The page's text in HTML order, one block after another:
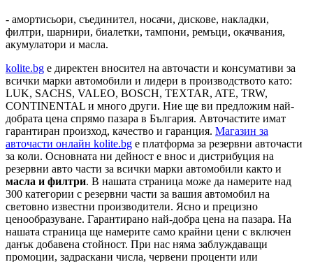
- амортисьори, съединител, носачи, дискове, накладки,
филтри, шарнири, биалетки, тампони, ремъци, окачвания,
акумулатори и масла.
kolite.bg e директен вносител на авточасти и консумативи за
всички марки автомобили и лидери в производството като:
LUK, SACHS, VALEO, BOSCH, TEXTAR, ATE, TRW,
CONTINENTAL и много други. Ние ще ви предложим най-
добрата цена спрямо пазара в България. Авточастите имат
гарантиран произход, качество и гаранция. Магазин за
авточасти онлайн kolite.bg е платформа за резервни авточасти
за коли. Основната ни дейност е внос и дистрибуция на
резервни авто части за всички марки автомобили както и
масла и филтри. В нашата страница може да намерите над
300 категории с резервни части за вашия автомобил на
световно известни производители. Ясно и прецизно
ценообразуване. Гарантирано най-добра цена на пазара. На
нашата страница ще намерите само крайни цени с включен
данък добавена стойност. При нас няма заблуждаващи
промоции, задраскани числа, червени проценти или